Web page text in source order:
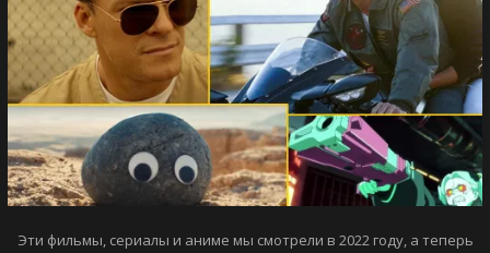
Эти фильмы, сериалы и аниме мы смотрели в 2022 году, а теперь